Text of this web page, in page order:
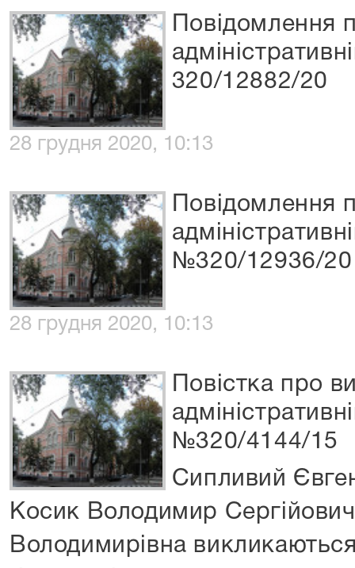
Повідомлення
320/12882/20
28 грудня 2020, 10:13
Повідомлення
№320/12936/20
28 грудня 2020, 10:13
Повістка про
№320/4144/15
Сипливий
Косик Володимир
Володимирівна